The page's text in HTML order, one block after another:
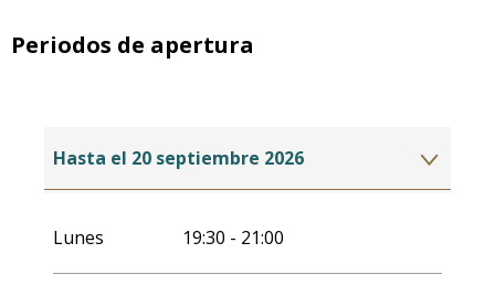
Periodos de apertura
Hasta el 20 septiembre 2026
Lunes 19:30 - 21:00